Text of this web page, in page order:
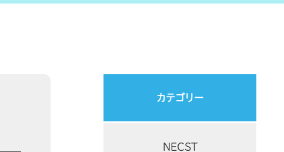
カテゴリー
NECST